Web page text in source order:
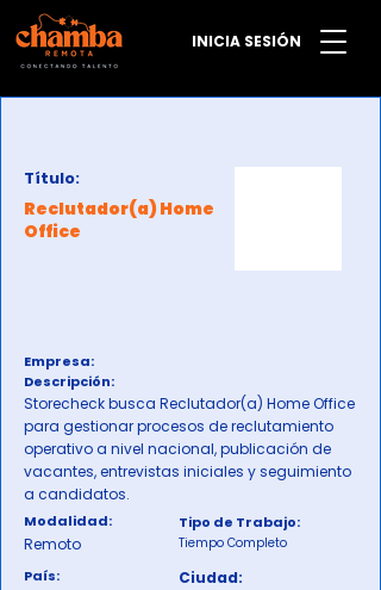
INICIA SESIÓN
Título:
Reclutador(a) Home
Office
Empresa:
Descripción:
Storecheck busca Reclutador(a) Home Office
para gestionar procesos de reclutamiento
operativo a nivel nacional, publicación de
vacantes, entrevistas iniciales y seguimiento
a candidatos.
Modalidad:
Remoto
Tipo de Trabajo:
Tiempo Completo
País:
Ciudad: